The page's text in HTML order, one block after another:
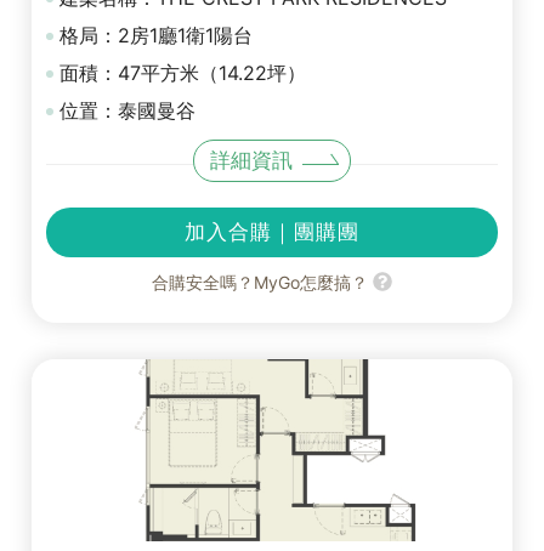
格局：2房1廳1衛1陽台
面積：47平方米（14.22坪）
位置：泰國曼谷
詳細資訊
加入合購｜團購團
合購安全嗎？MyGo怎麼搞？